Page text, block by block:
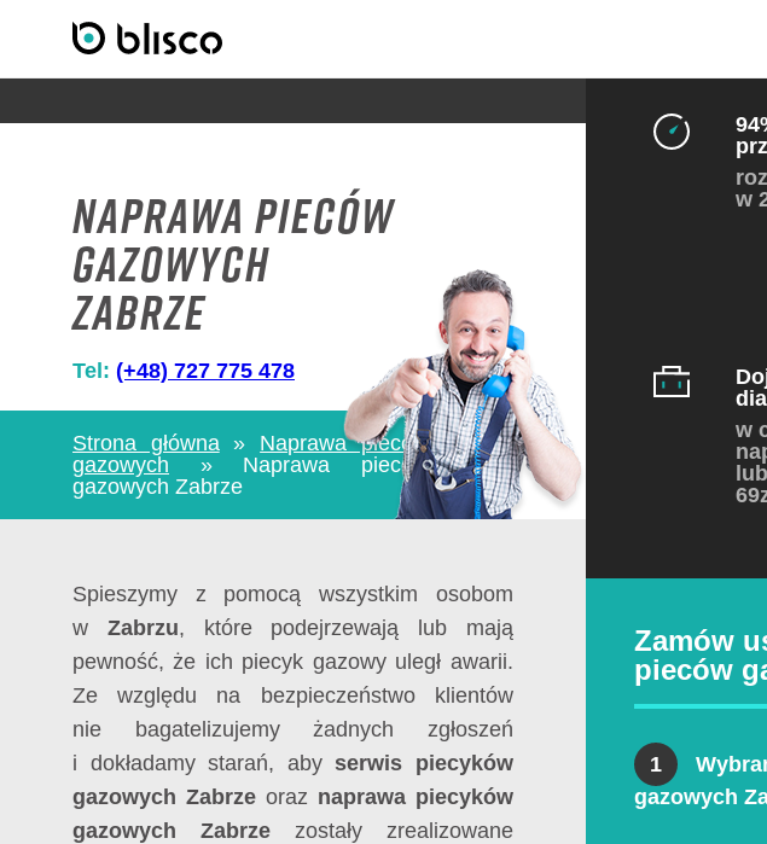
Naprawa pieców
gazowych
Zabrze
Tel: (+48) 727 775 478
Strona główna» Naprawa pieców
gazowych » Naprawa pieców
gazowych Zabrze
Spieszymy z pomocą wszystkim osobom
w Zabrzu, które podejrzewają lub mają
pewność, że ich piecyk gazowy uległ awarii.
Ze względu na bezpieczeństwo klientów
nie bagatelizujemy żadnych zgłoszeń
i dokładamy starań, abyserwis piecyków
gazowych Zabrzeoraz naprawa piecyków
gazowych Zabrzezostały zrealizowane
w
w
Zamów
pieców
1
gazowych